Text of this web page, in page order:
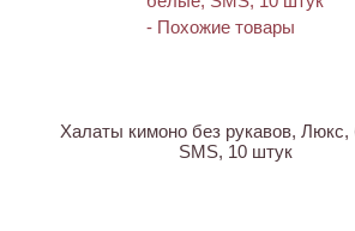
Халаты кимоно без рукавов,
SMS, 10 штук